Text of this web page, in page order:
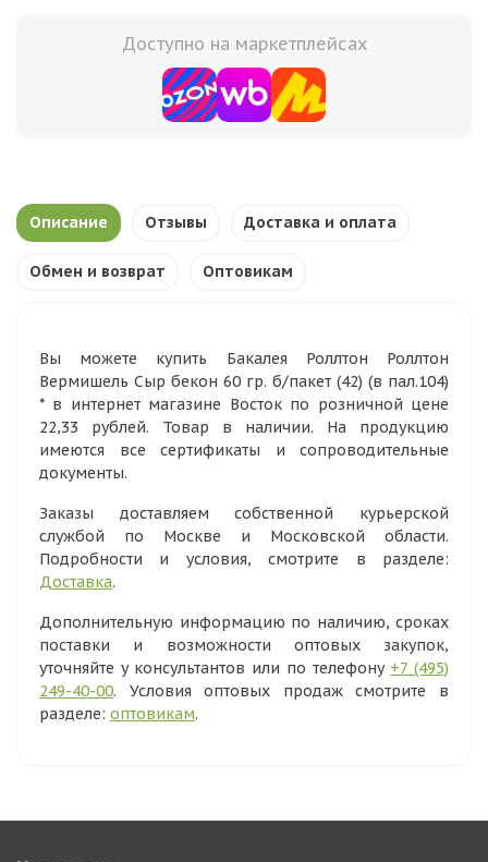
Доступно на маркетплейсах
Описание Отзывы Доставка и оплата
Обмен и возврат Оптовикам
Вы можете купить Бакалея Роллтон Роллтон
Вермишель Сыр бекон 60 гр. б/пакет (42) (в пал.104)
* в интернет магазине Восток по розничной цене
22,33 рублей. Товар в наличии. На продукцию
имеются все сертификаты и сопроводительные
документы.
Заказы доставляем собственной курьерской
службой по Москве и Московской области.
Подробности и условия, смотрите в разделе:
Доставка.
Дополнительную информацию по наличию, сроках
поставки и возможности оптовых закупок,
уточняйте у консультантов или по телефону +7 (495)
249-40-00. Условия оптовых продаж смотрите в
разделе: оптовикам.